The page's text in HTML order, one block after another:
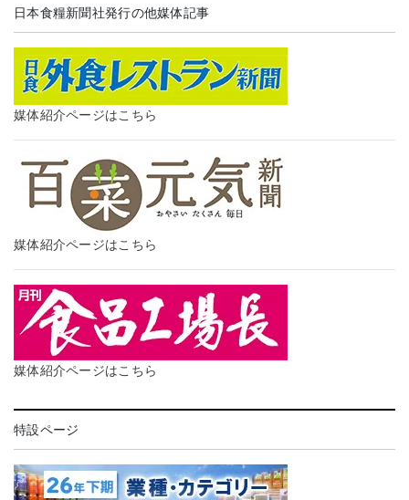
日本食糧新聞社発行の他媒体記事
媒体紹介ページはこちら
媒体紹介ページはこちら
媒体紹介ページはこちら
特設ページ